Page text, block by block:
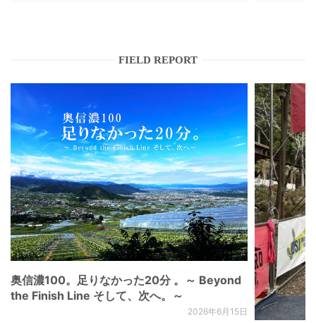
FIELD REPORT
奥信濃100。足りなかった20分 。～ Beyond
the Finish Line そして、次へ。～
2026年6月15日